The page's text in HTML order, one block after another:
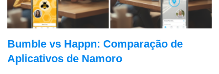
Bumble vs Happn: Comparação de
Aplicativos de Namoro